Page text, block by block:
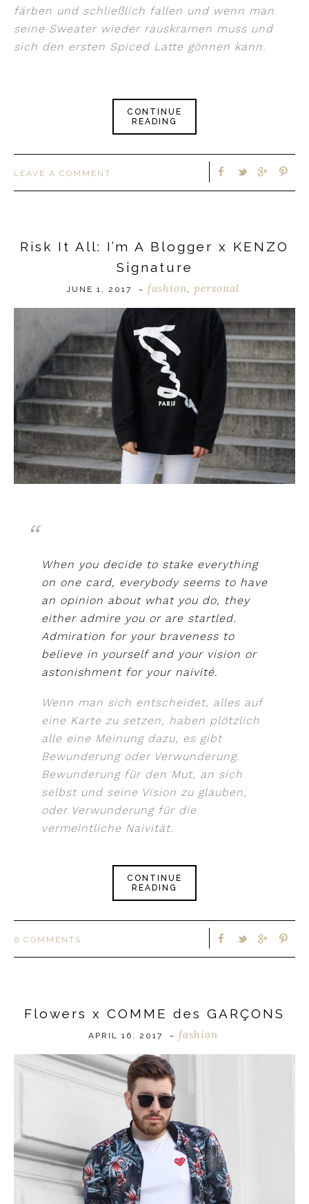
färben und schließlich fallen und wenn man
seine Sweater wieder rauskramen muss und
sich den ersten Spiced Latte gönnen kann.
CONTINUE
READING
LEAVE A COMMENT
Risk It All: I’m A Blogger x KENZO
Signature
JUNE 1, 2017 ~ fashion, personal
When you decide to stake everything
on one card, everybody seems to have
an opinion about what you do, they
either admire you or are startled.
Admiration for your braveness to
believe in yourself and your vision or
astonishment for your naivité.
Wenn man sich entscheidet, alles auf
eine Karte zu setzen, haben plötzlich
alle eine Meinung dazu, es gibt
Bewunderung oder Verwunderung.
Bewunderung für den Mut, an sich
selbst und seine Vision zu glauben,
oder Verwunderung für die
vermeintliche Naivität.
CONTINUE
READING
6 COMMENTS
Flowers x COMME des GARÇONS
APRIL 16, 2017 ~ fashion